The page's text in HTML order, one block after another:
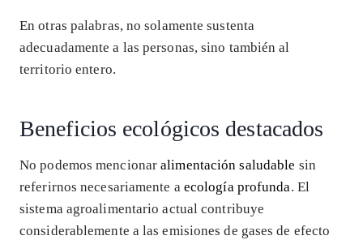
En otras palabras, no solamente sustenta
adecuadamente a las personas, sino también al
territorio entero.
Beneficios ecológicos destacados
No podemos mencionaralimentación saludable sin
referirnos necesariamente a ecología profunda. El
sistema agroalimentario actual contribuye
considerablemente a las emisiones de gases de efecto